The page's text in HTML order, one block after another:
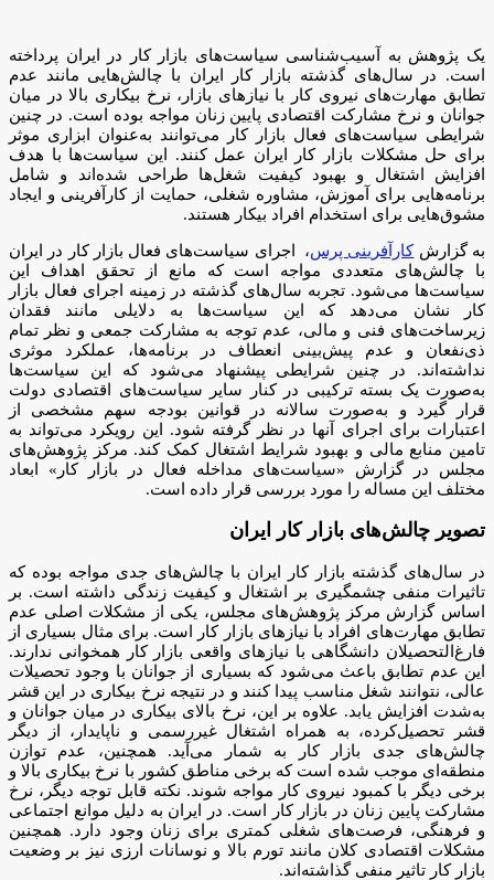
یک پژوهش به آسیب‌شناسی سیاست‌های بازار کار در ایران پرداخته
است. در سال‌های گذشته بازار کار ایران با چالش‌هایی مانند عدم
تطابق مهارت‌های نیروی کار با نیازهای بازار، نرخ بیکاری بالا در میان
جوانان و نرخ مشارکت اقتصادی پایین زنان مواجه بوده است. در چنین
شرایطی سیاست‌های فعال بازار کار می‌توانند به‌عنوان ابزاری موثر
برای حل مشکلات بازار کار ایران عمل کنند. این سیاست‌ها با هدف
افزایش اشتغال و بهبود کیفیت شغل‌ها طراحی شده‌اند و شامل
برنامه‌هایی برای آموزش، مشاوره شغلی، حمایت از کارآفرینی و ایجاد
مشوق‌هایی برای استخدام افراد بیکار هستند.
به گزارشکارآفرینی پرس، اجرای سیاست‌های فعال بازار کار در ایران
با چالش‌های متعددی مواجه است که مانع از تحقق اهداف این
سیاست‌ها می‌شود. تجربه سال‌های گذشته در زمینه اجرای فعال بازار
کار نشان می‌دهد که این سیاست‌ها به دلایلی مانند فقدان
زیرساخت‌های فنی و مالی، عدم توجه به مشارکت جمعی و نظر تمام
ذی‌نفعان و عدم پیش‌بینی انعطاف در برنامه‌ها، عملکرد موثری
نداشته‌اند. در چنین شرایطی پیشنهاد می‌شود که این سیاست‌ها
به‌صورت یک بسته ترکیبی در کنار سایر سیاست‌های اقتصادی دولت
قرار گیرد و به‌صورت سالانه در قوانین بودجه سهم مشخصی از
اعتبارات برای اجرای آنها در نظر گرفته شود. این رویکرد می‌تواند به
تامین منابع مالی و بهبود شرایط اشتغال کمک کند. مرکز پژوهش‌های
مجلس در گزارش «سیاست‌های مداخله فعال در بازار کار» ابعاد
مختلف این مساله را مورد بررسی قرار داده است.
تصویر چالش‌های بازار کار ایران
در سال‌های گذشته بازار کار ایران با چالش‌های جدی مواجه بوده که
تاثیرات منفی چشمگیری بر اشتغال و کیفیت زندگی داشته است. بر
اساس گزارش مرکز پژوهش‌های مجلس، یکی از مشکلات اصلی عدم
تطابق مهارت‌های افراد با نیازهای بازار کار است. برای مثال بسیاری از
فارغ‌التحصیلان دانشگاهی با نیازهای واقعی بازار کار همخوانی ندارند.
این عدم تطابق باعث می‌شود که بسیاری از جوانان با وجود تحصیلات
عالی، نتوانند شغل مناسب پیدا کنند و در نتیجه نرخ بیکاری در این قشر
به‌شدت افزایش یابد. علاوه بر این، نرخ بالای بیکاری در میان جوانان و
قشر تحصیل‌کرده، به همراه اشتغال غیررسمی و ناپایدار، از دیگر
چالش‌های جدی بازار کار به شمار می‌آید. همچنین، عدم توازن
منطقه‌ای موجب شده است که برخی مناطق کشور با نرخ بیکاری بالا و
برخی دیگر با کمبود نیروی کار مواجه شوند. نکته قابل توجه دیگر، نرخ
مشارکت پایین زنان در بازار کار است. در ایران به دلیل موانع اجتماعی
و فرهنگی، فرصت‌های شغلی کمتری برای زنان وجود دارد. همچنین
مشکلات اقتصادی کلان مانند تورم بالا و نوسانات ارزی نیز بر وضعیت
بازار کار تاثیر منفی گذاشته‌اند.